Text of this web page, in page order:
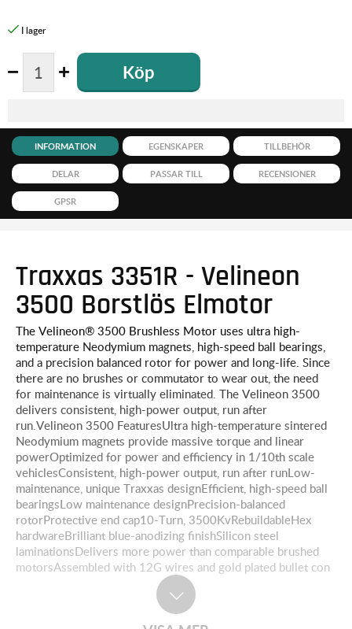
Köp
INFORMATION EGENSKAPER TILLBEHÖR
DELAR PASSAR TILL RECENSIONER
GPSR
Traxxas 3351R - Velineon
3500 Borstlös Elmotor
The Velineon® 3500 Brushless Motor uses ultra high-
temperature Neodymium magnets, high-speed ball bearings,
and a precision balanced rotor for power and long-life. Since
there are no brushes or commutator to wear out, the need
for maintenance is virtually eliminated. The Velineon 3500
delivers consistent, high-power output, run after
run.Velineon 3500 FeaturesUltra high-temperature sintered
Neodymium magnets provide massive torque and linear
powerOptimized for power and efficiency in 1/10th scale
vehiclesConsistent, high-power output, run after runLow-
maintenance, unique Traxxas designEfficient, high-speed ball
bearingsLow maintenance designPrecision-balanced
rotorProtective end cap10-Turn, 3500KvRebuildableHex
hardwareBrilliant blue-anodizing finishSilicon steel
laminationsDelivers more power than comparable brushed
motorsAssembled with 12G wires and gold plated bullet con